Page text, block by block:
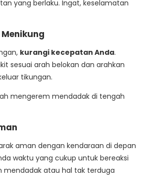
yang berlaku. Ingat, keselamatan
kurangi kecepatan Anda.
sesuai arah belokan dan arahkan
tikungan.
mengerem mendadak di tengah
aman dengan kendaraan di depan
waktu yang cukup untuk bereaksi
mendadak atau hal tak terduga